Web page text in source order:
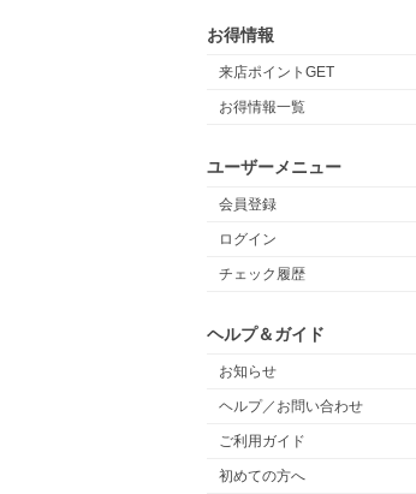
お得情報
来店ポイントGET
お得情報一覧
ユーザーメニュー
会員登録
ログイン
チェック履歴
ヘルプ＆ガイド
お知らせ
ヘルプ／お問い合わせ
ご利用ガイド
初めての方へ